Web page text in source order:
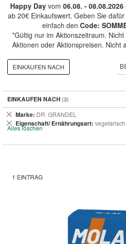
Happy Dayvom 06.08. - 08.08.2026
ab 20€ Einkaufswert. Geben Sie
einfach den Code:
*Gültig nur im Aktionszeitraum.
Aktionen oder Aktionspreisen. Nicht
1 EINTRAG
EINKAUFEN NACH
EINKAUFEN NACH
Marke DR. GRANDEL
Dies
entfernen
Eigenschaft/ Ernährungsart vegetarisch
Dies
entfernen
Alles löschen